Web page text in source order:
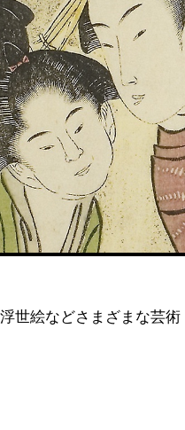
世絵などさまざまな芸術